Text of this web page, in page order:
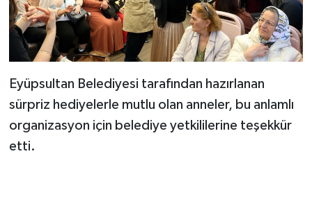
Eyüpsultan Belediyesi tarafından hazırlanan
sürpriz hediyelerle mutlu olan anneler, bu anlamlı
organizasyon için belediye yetkililerine teşekkür
etti.